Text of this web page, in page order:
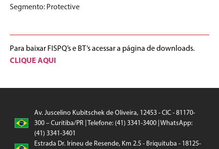
Segmento: Protective
Para baixar FISPQ’s e BT’s acessar a página de downloads.
CLIQUE AQUI
Av. Juscelino Kubitschek de Oliveira, 12453 - CIC - 81170-
300 – Curitiba/PR | Telefone: (41) 3341-3400 | WhatsApp:
(41) 3341-3401
Estrada Dr. Irineu de Resende, Km 2.5 - Briquituba - 18125-